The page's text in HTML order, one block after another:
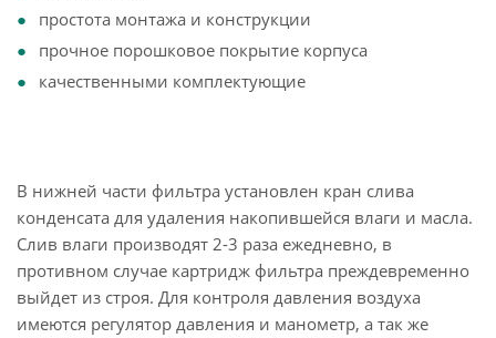
простота монтажа и конструкции
прочное порошковое покрытие корпуса
качественными комплектующие
В нижней части фильтра установлен кран слива
конденсата для удаления накопившейся влаги и масла.
Слив влаги производят 2-3 раза ежедневно, в
противном случае картридж фильтра преждевременно
выйдет из строя. Для контроля давления воздуха
имеются регулятор давления и манометр, а так же